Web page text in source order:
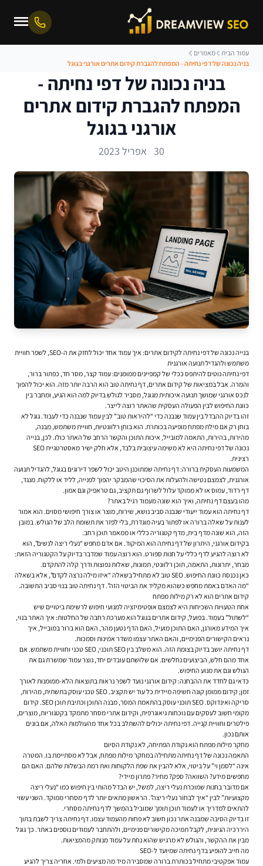
עמוד הבית
מאמרים
בניה נכונה של דפי נחיתה - המפתח להגברת קידום אתרים אורגני בגוגל
בניה נכונה של דפי נחיתה -
המפתח להגברת קידום אתרים
אורגני בגוגל
30 אפריל 2023
בנייה נכונה של דפי נחיתה לקידום אתרים: איך עמוד אחד יכול לחזק את ה-SEO, לשפר חוויית
משתמש ולהגדיל תנועה אורגנית
דפי נחיתה נוטים להיתפס ככלי של קמפיינים ממומנים: עמוד קצר, מסר חד, כפתור ברור,
והמרה. אבל במציאות של קידום אתרים, דף נחיתה טוב הוא הרבה יותר מזה. הוא יכול להפוך
לנכס אורגני שמושך תנועה איכותית מגוגל, מסביר לגולש בדיוק למה הוא הגיע, ומחבר בין
כוונת החיפוש לבין הפעולה העסקית שהאתר רוצה לייצר.
זהו בדיוק ההבדל בין עמוד שנבנה כדי “להיראות טוב” לבין עמוד שנבנה כדי לעבוד. גוגל לא
בוחן רק אם מילת מפתח מופיעה בכותרת. הוא בוחן רלוונטיות, חוויית משתמש, מבנה,
מהירות, בהירות, התאמה למובייל, איכות התוכן והקשר הרחב של האתר כולו. לכן, בנייה
נכונה של דפי נחיתה היא לא משימה עיצובית בלבד, אלא חלק ישיר מאסטרטגיית SEO
רצינית.
המשמעות העסקית ברורה: דף נחיתה שמתוכנן היטב יכול לשפר דירוגים בגוגל, להגדיל תנועה
אורגנית, לצמצם נטישה ולהעלות את הסיכוי שהמבקר יהפוך לפנייה, לליד או ללקוח. מנגד,
דף רדוד, עמוס או לא ממוקד עלול לשרוף גם תקציב, גם טראפיק וגם אמון.
מהו בעצם דף נחיתה, ואיך הוא שונה מעמוד רגיל באתר?
דף נחיתה הוא עמוד ייעודי שנבנה סביב נושא, שירות, מוצר או צורך חיפושי מסוים. הוא אמור
לענות על שאלה ברורה או לפתור בעיה מוגדרת, בלי לפזר את תשומת הלב של הגולש. במובן
הזה, הוא שונה מדף בית, מדף קטגוריה כללי או ממאמר תוכן רחב.
בקידום אורגני, היתרון של דף נחיתה הוא המיקוד. אם אדם מחפש “נעלי ריצה לנשים”, הוא
לא רוצה להגיע לדף כללי על חנות ספורט. הוא רוצה עמוד שמדבר בדיוק על הקטגוריה הזאת:
מבחר, יתרונות, התאמה, תוכן רלוונטי, תמונות, שאלות נפוצות ודרך קלה להתקדם.
כאן נכנסת כוונת החיפוש. SEO טוב לא מתחיל בשאלה “איזו מילה נרצה לקדם”, אלא בשאלה
“מה האדם באמת מחפש כשהוא מקליד את הביטוי הזה”. דף נחיתה טוב בנוי סביב התשובה.
קידום אתרים הוא לא רק מילות מפתח
אחת הטעויות השכיחות היא לצמצם אופטימיזציה למנועי חיפוש לרשימת ביטויים שיש
“לשתול” בעמוד. בפועל, קידום אתרים בגוגל הוא מערכת רחבה של החלטות: איך האתר בנוי,
איך המידע מאורגן, האם התוכן מועיל, האם הדף נטען מהר, האם הוא ברור במובייל, איך
נראים הקישורים הפנימיים, והאם האתר עצמו משדר אמינות וסמכות.
דף נחיתה יושב בדיוק בצומת הזה. הוא משלב בין SEO תוכני, SEO טכני וחוויית משתמש. אם
אחד מהם חלש, הביצועים נחלשים. אם שלושתם עובדים יחד, נוצר עמוד שמשרת גם את
הגולש וגם את מנוע החיפוש.
כדאי גם לחדד את ההבחנה: קידום אורגני נועד לשפר נראות בתוצאות הלא-ממומנות לאורך
זמן; קידום ממומן קונה חשיפה מיידית כל עוד יש תקציב. SEO טכני עוסק בתשתית, מהירות,
סריקה ואינדוקס. SEO תוכני עוסק בהתאמת המסר, מבנה התוכן וכתיבת תוכן SEO. קידום
מקומי חשוב לעסקים עם נוכחות גיאוגרפית, וקידום אתרי מסחר מתמקד בקטגוריות, מוצרים,
פילטרים וחוויית קנייה. דפי נחיתה יכולים להשתלב בכל אחד מהעולמות האלה, אם בונים
אותם נכון.
מחקר מילות מפתח הוא נקודת הפתיחה, לא נקודת הסיום
התאמה נכונה של דף נחיתה מתחילה במחקר מילות מפתח, אבל לא מסתיימת בו. המטרה
אינה “לסמן וי” על ביטוי, אלא להבין את שפת הלקוחות ואת רמת הבשלות שלהם. האם הם
מחפשים מידע? השוואה? ספק? מחיר? פתרון מיידי?
אם מדובר בחנות שמוכרת נעלי ריצה, למשל, יש הבדל מהותי בין חיפוש כמו “נעלי ריצה
מקצועיות” לבין “איך לבחור נעלי ריצה”. הראשון מתאים יותר לדף מסחרי ממוקד. השני עשוי
להתאים למדריך או לעמוד תוכן תומך שמוביל בהמשך לדף נחיתה מסחרי.
זו בדיוק הסיבה שמבנה אתר נכון חשוב לא פחות מהעמוד עצמו. דף נחיתה צריך לשבת בתוך
היררכיה הגיונית, לקבל תמיכה מקישורים פנימיים, ולהתחבר לעמודים נוספים באתר. כך גוגל
מבין את ההקשר, והגולש לא מרגיש שהוא נחת על עמוד מנותק מהמציאות.
מה חייב להופיע בדף נחיתה שמיועד ל-SEO
עמוד אפקטיבי מתחיל בכותרת ברורה שמסבירה מיד מה מציעים ולמי. אחריה צריך להגיע